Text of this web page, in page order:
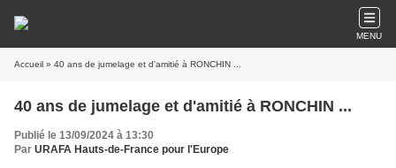
MENU
Accueil » 40 ans de jumelage et d'amitié à RONCHIN ...
40 ans de jumelage et d'amitié à RONCHIN ...
Publié le 13/09/2024 à 13:30
Par URAFA Hauts-de-France pour l'Europe